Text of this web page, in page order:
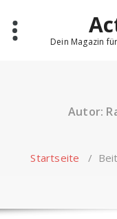
content
Dein Magazin
Autor:
Startseite /